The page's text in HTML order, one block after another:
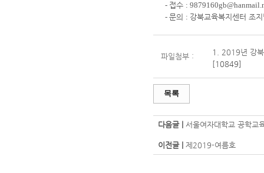
- 접수 :
- 문의 : 강북교육복지센터 조
파일첨부 : 1. 2019년 강
[10849]
목록
다음글 | 서울여자대학교 공학교
이전글 | 제2019-여름호